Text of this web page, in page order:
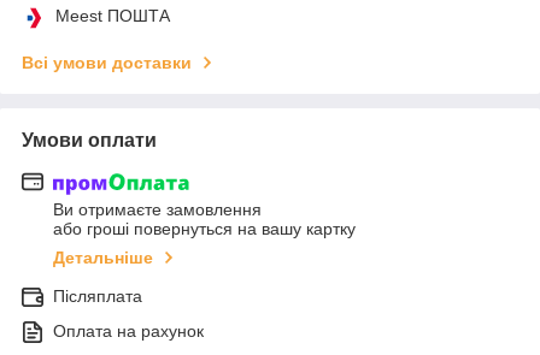
Meest ПОШТА
Всі умови доставки
Умови оплати
Ви отримаєте замовлення
або гроші повернуться на вашу картку
Детальніше
Післяплата
Оплата на рахунок